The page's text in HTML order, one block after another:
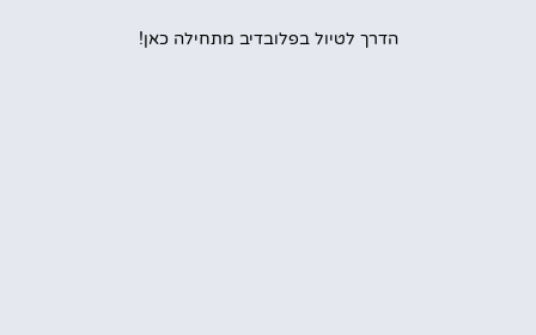
הדרך לטיול בפלובדיב מתחילה כאן!